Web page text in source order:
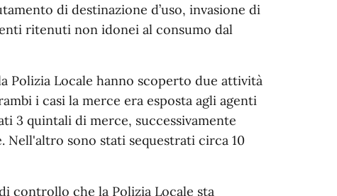
di destinazione d’uso, invasione di
ritenuti non idonei al consumo dal
Polizia Locale hanno scoperto due attività
i casi la merce era esposta agli agenti
3 quintali di merce, successivamente
Nell'altro sono stati sequestrati circa 10
controllo che la Polizia Locale sta